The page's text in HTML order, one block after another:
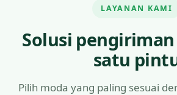
LAYANAN KAMI
Solusi
satu
Pilih moda yang paling sesuai